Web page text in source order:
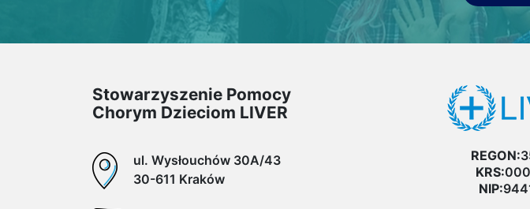
Stowarzyszenie Pomocy
Chorym Dzieciom LIVER
ul. Wysłouchów 30A/43
30-611 Kraków
REGON:
KRS:
NIP: